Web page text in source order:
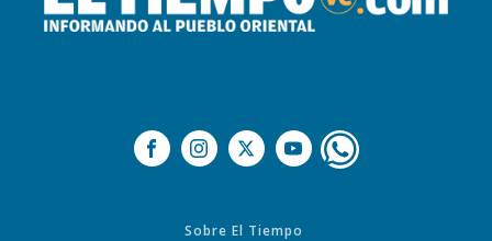
Sobre El Tiempo